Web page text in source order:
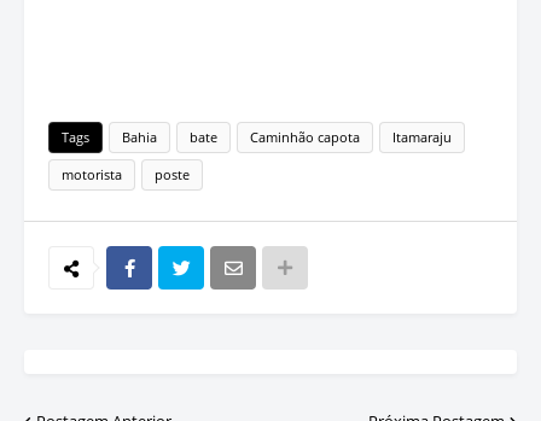
Tags Bahia bate Caminhão capota Itamaraju
motorista poste